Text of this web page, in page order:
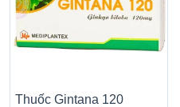
Thuốc Gintana 120